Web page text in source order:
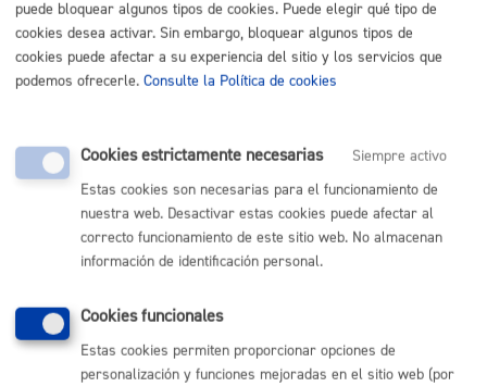
Nota es obligatorio
el uso del impreso específico
indicado en este trámite.
Cantidad a abonar
Gratuito
Plazo de resolución y sentido
del silencio
puede bloquear algunos tipos de cookies. Puede elegir qué tipo de
cookies desea activar. Sin embargo, bloquear algunos tipos de
cookies puede afectar a su experiencia del sitio y los servicios que
podemos ofrecerle. Consulte la Política de cookies
Cookies estrictamente necesarias
Siempre activo
Estas cookies son necesarias para el funcionamiento de
nuestra web. Desactivar estas cookies puede afectar al
correcto funcionamiento de este sitio web. No almacenan
información de identificación personal.
Cookies funcionales
Estas cookies permiten proporcionar opciones de
personalización y funciones mejoradas en el sitio web (por